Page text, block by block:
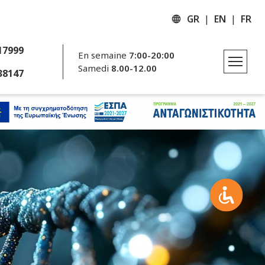
GR EN FR
En semaine7:00-20:00
Samedi 8.00-12.00